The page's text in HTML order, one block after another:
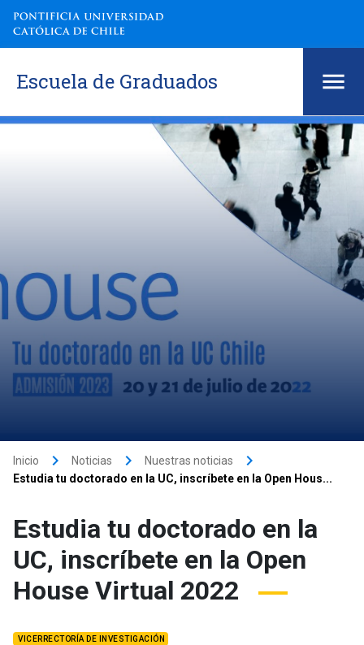
Escuela de Graduados
Inicio keyboard_arrow_right Noticias keyboard_arrow_right Nuestras noticias keyboard_arrow_right
Estudia tu doctorado en la UC, inscríbete en la Open Hous...
Estudia tu doctorado en la
UC, inscríbete en la Open
House Virtual 2022
VICERRECTORÍA DE INVESTIGACIÓN